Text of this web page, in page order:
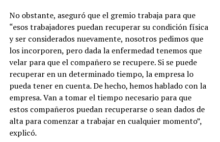
No obstante, aseguró que el gremio trabaja para que
“esos trabajadores puedan recuperar su condición física
y ser considerados nuevamente, nosotros pedimos que
los incorporen, pero dada la enfermedad tenemos que
velar para que el compañero se recupere. Si se puede
recuperar en un determinado tiempo, la empresa lo
pueda tener en cuenta. De hecho, hemos hablado con la
empresa. Van a tomar el tiempo necesario para que
estos compañeros puedan recuperarse o sean dados de
alta para comenzar a trabajar en cualquier momento”,
explicó.